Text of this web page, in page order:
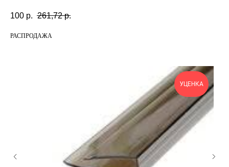
100 р. 261,72 р.
РАСПРОДАЖА
УЦЕНКА